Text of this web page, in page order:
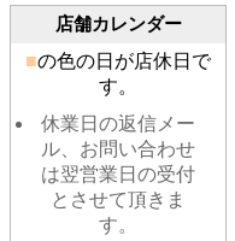
店舗カレンダー
■の色の日が店休日で
す。
休業日の返信メー
ル、お問い合わせ
は翌営業日の受付
とさせて頂きま
す。